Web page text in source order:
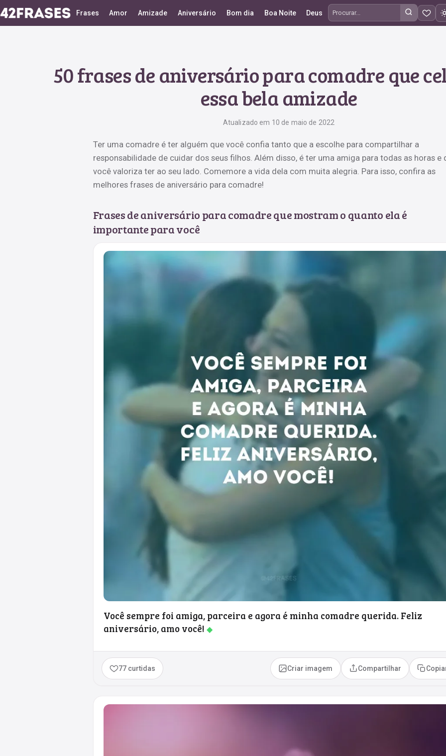
Frases Amor Amizade Aniversário Bom dia Boa Noite Deus
Procurar frases
50 frases de aniversário para comadre que
essa bela amizade
Atualizado em 10 de maio de 2022
Ter uma comadre é ter alguém que você confia tanto que a escolhe para compartilhar a
responsabilidade de cuidar dos seus filhos. Além disso, é ter uma amiga para todas as horas e
você valoriza ter ao seu lado. Comemore a vida dela com muita alegria. Para isso, confira as
melhores frases de aniversário para comadre!
Frases de aniversário para comadre que mostram o quanto ela é
importante para você
Você sempre foi amiga, parceira e agora é minha comadre querida. Feliz
aniversário, amo você! ◆
77 curtidas Criar imagem Compartilhar